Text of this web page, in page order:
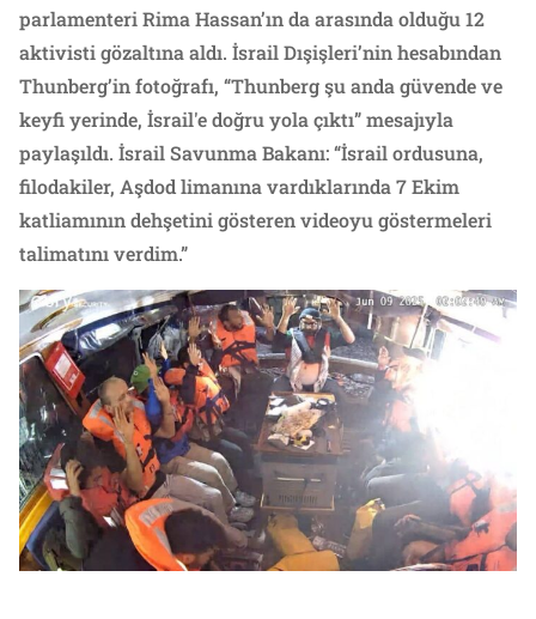
parlamenteri Rima Hassan’ın da arasında olduğu 12
aktivisti gözaltına aldı. İsrail Dışişleri’nin hesabından
Thunberg’in fotoğrafı, “Thunberg şu anda güvende ve
keyfi yerinde, İsrail'e doğru yola çıktı” mesajıyla
paylaşıldı. İsrail Savunma Bakanı: “İsrail ordusuna,
filodakiler, Aşdod limanına vardıklarında 7 Ekim
katliamının dehşetini gösteren videoyu göstermeleri
talimatını verdim.”